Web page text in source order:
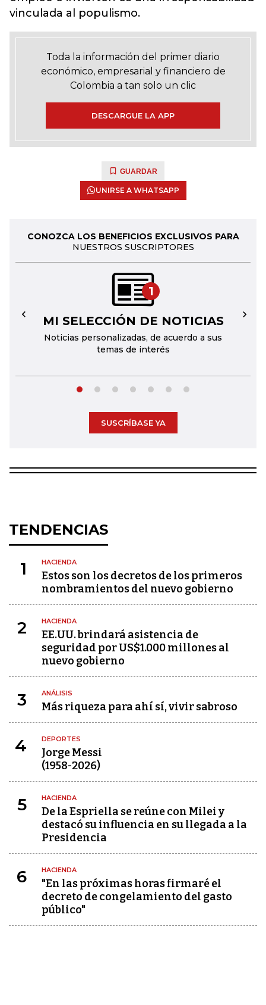
vinculada al populismo.
Toda la información del primer diario
económico, empresarial y financiero de
Colombia a tan solo un clic
DESCARGUE LA APP
GUARDAR
UNIRSE A WHATSAPP
CONOZCA LOS BENEFICIOS EXCLUSIVOS PARA
NUESTROS SUSCRIPTORES
1
MI SELECCIÓN DE NOTICIAS
Noticias personalizadas, de acuerdo a sus
temas de interés
← →
SUSCRÍBASE YA
TENDENCIAS
1 HACIENDA
Estos son los decretos de los primeros
nombramientos del nuevo gobierno
2 HACIENDA
EE.UU. brindará asistencia de
seguridad por US$1.000 millones al
nuevo gobierno
3 ANÁLISIS
Más riqueza para ahí sí, vivir sabroso
4 DEPORTES
Jorge Messi
(1958-2026)
5 HACIENDA
De la Espriella se reúne con Milei y
destacó su influencia en su llegada a la
Presidencia
6 HACIENDA
"En las próximas horas firmaré el
decreto de congelamiento del gasto
público"